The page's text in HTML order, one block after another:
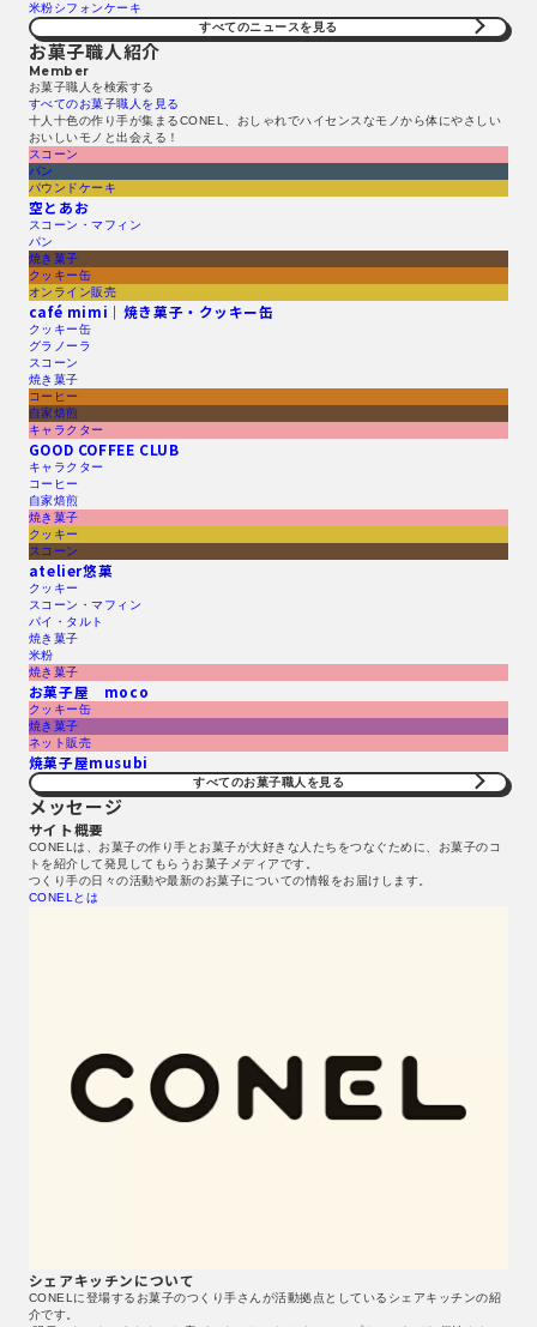
米粉シフォンケーキ
すべてのニュースを見る​
お菓子職人紹介
Member
お菓子職人を検索する​
すべてのお菓子職人を見る​
十人十色の作り手が集まるCONEL、おしゃれでハイセンスなモノから体にやさしい
おいしいモノと出会える！
スコーン
パン
パウンドケーキ
空とあお
スコーン・マフィン
パン
焼き菓子
クッキー缶
オンライン販売
café mimi｜焼き菓子・クッキー缶
クッキー缶
グラノーラ
スコーン
焼き菓子
コーヒー
自家焙煎
キャラクター
GOOD COFFEE CLUB
キャラクター
コーヒー
自家焙煎
焼き菓子
クッキー
スコーン
atelier悠菓
クッキー
スコーン・マフィン
パイ・タルト
焼き菓子
米粉
焼き菓子
お菓子屋 moco
クッキー缶
焼き菓子
ネット販売
焼菓子屋musubi
すべてのお菓子職人を見る​
メッセージ
サイト概要
CONELは、お菓子の作り手とお菓子が大好きな人たちをつなぐために、お菓子のコ
トを紹介して発見してもらうお菓子メディアです。
つくり手の日々の活動や最新のお菓子についての情報をお届けします。
CONELとは
シェアキッチンについて
CONELに登場するお菓子のつくり手さんが活動拠点としているシェアキッチンの紹
介です。